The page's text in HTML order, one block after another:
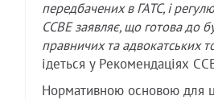
передбачених в ГАТС, і
CCBE заявляє, що готова до
правничих та адвокатських
ідеться у Рекомендаціях
Нормативною основою для